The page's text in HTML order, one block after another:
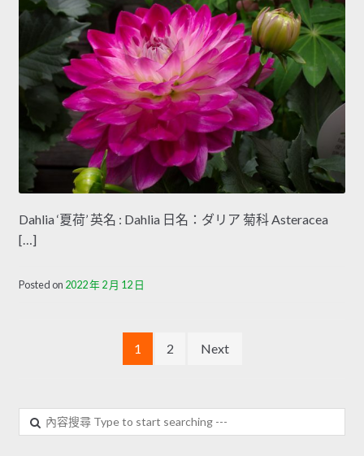
Dahlia ‘夏荷’ 英名 : Dahlia 日名：ダリア 菊科 Asteracea
[…]
Posted on 2022 年 2 月 12 日
分
頁
1 2 Next
容